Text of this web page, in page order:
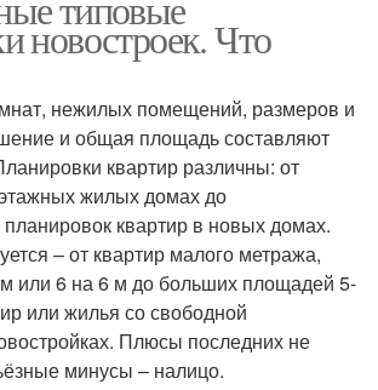
новостроек. Что
нежилых помещений, размеров и
и общая площадь составляют
квартир различны: от
жилых домах до
квартир в новых домах.
– от квартир малого метража,
или 6 на 6 м до больших площадей 5-
или жилья со свободной
Плюсы последних не
минусы – налицо.